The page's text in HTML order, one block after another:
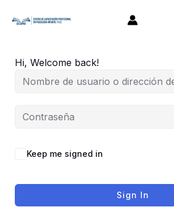
Hi, Welcome back!
Keep me signed in
Sign In